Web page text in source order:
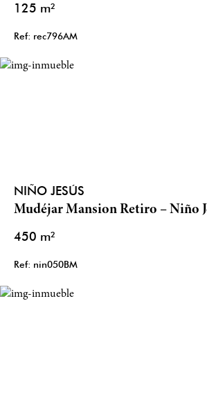
125 m²
Ref: rec796AM
NIÑO JESÚS
Mudéjar Mansion Retiro – Niño
450 m²
Ref: nin050BM